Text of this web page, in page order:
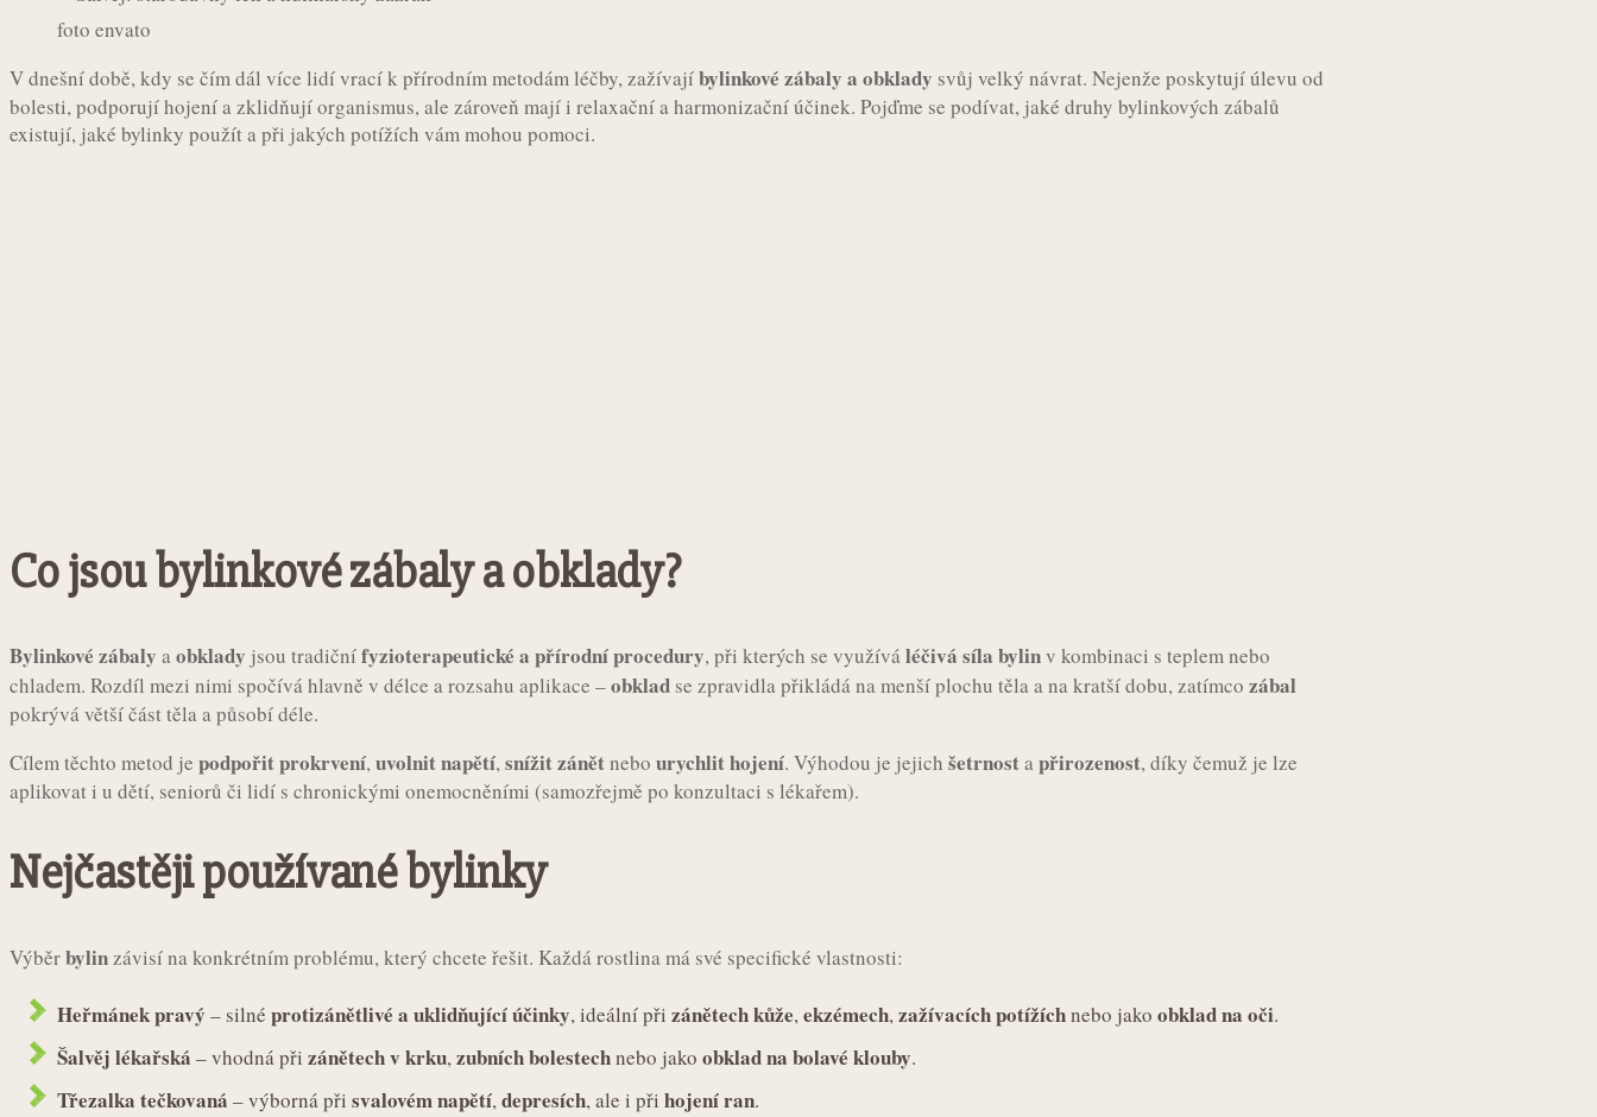
foto envato
V dnešní době, kdy se čím dál více lidí vrací k přírodním metodám léčby, zažívajíbylinkové zábaly a obklady svůj velký návrat. Nejenže poskytují úlevu od
bolesti, podporují hojení a zklidňují organismus, ale zároveň mají i relaxační a harmonizační účinek. Pojďme se podívat, jaké druhy bylinkových zábalů
existují, jaké bylinky použít a při jakých potížích vám mohou pomoci.
Co jsou bylinkové zábaly a obklady?
Bylinkové zábaly aobklady jsou tradičnífyzioterapeutické a přírodní procedury, při kterých se využíváléčivá síla bylinv kombinaci s teplem nebo
chladem. Rozdíl mezi nimi spočívá hlavně v délce a rozsahu aplikace –obklad se zpravidla přikládá na menší plochu těla a na kratší dobu, zatímco zábal
pokrývá větší část těla a působí déle.
Cílem těchto metod je podpořit prokrvení,uvolnit napětí,snížit zánětnebo urychlit hojení. Výhodou je jejich šetrnostapřirozenost, díky čemuž je lze
aplikovat i u dětí, seniorů či lidí s chronickými onemocněními (samozřejmě po konzultaci s lékařem).
Nejčastěji používané bylinky
Výběrbylin závisí na konkrétním problému, který chcete řešit. Každá rostlina má své specifické vlastnosti:
Heřmánek pravý – silné protizánětlivé a uklidňující účinky, ideální při zánětech kůže, ekzémech, zažívacích potížíchnebo jako obklad na oči.
Šalvěj lékařská – vhodná při zánětech v krku, zubních bolestechnebo jako obklad na bolavé klouby.
Třezalka tečkovaná – výborná při svalovém napětí, depresích, ale i při hojení ran.